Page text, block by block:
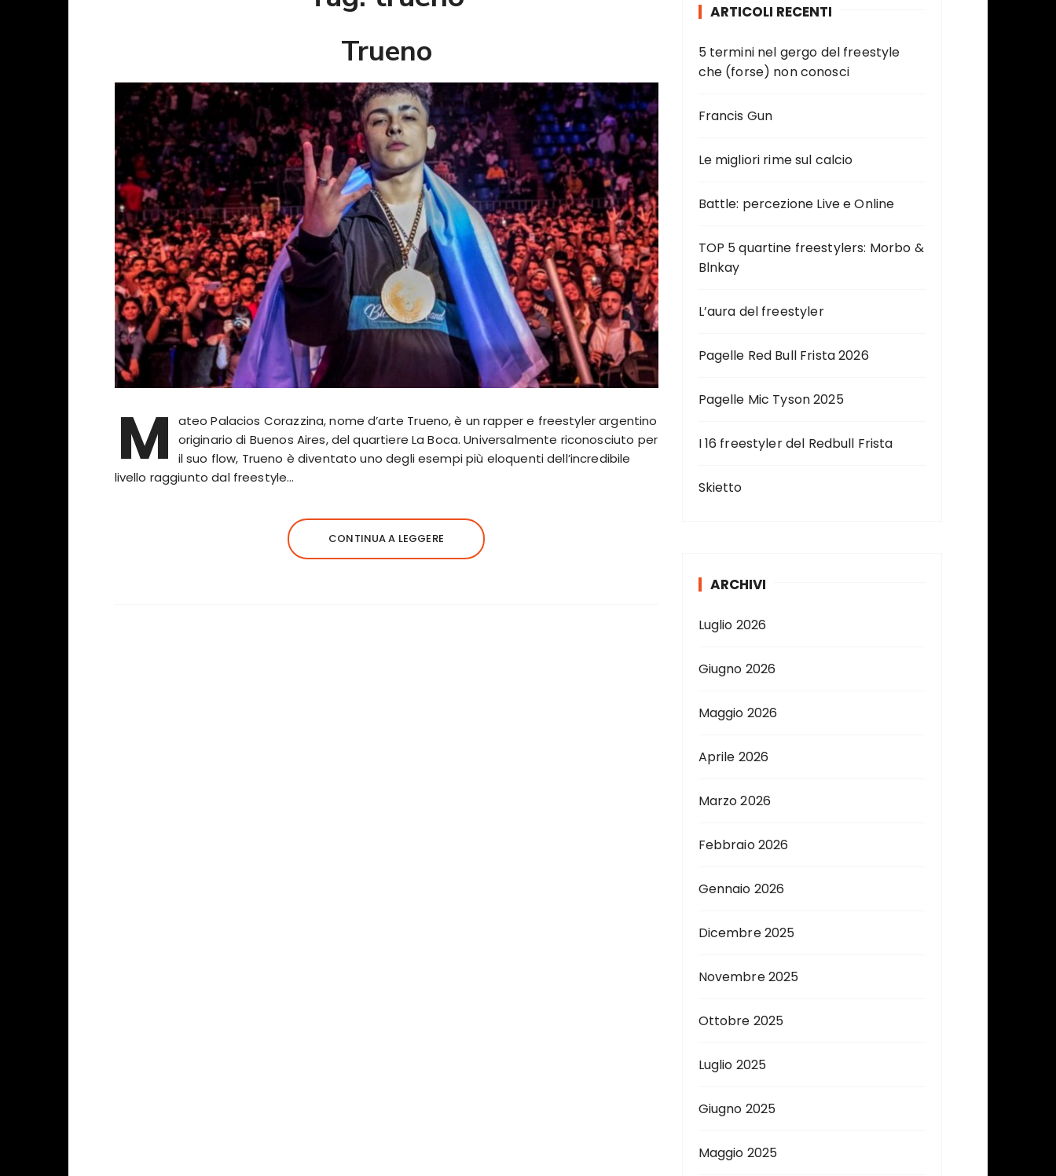
Trueno
M
ateo Palacios Corazzina, nome d’arte Trueno, è un rapper e freestyler argentino
originario di Buenos Aires, del quartiere La Boca. Universalmente riconosciuto per
il suo flow, Trueno è diventato uno degli esempi più eloquenti dell’incredibile
livello raggiunto dal freestyle…
CONTINUA A LEGGERE
ARTICOLI RECENTI
5 termini nel gergo del freestyle
che (forse) non conosci
Francis Gun
Le migliori rime sul calcio
Battle: percezione Live e Online
TOP 5 quartine freestylers: Morbo &
Blnkay
L’aura del freestyler
Pagelle Red Bull Frista 2026
Pagelle Mic Tyson 2025
I 16 freestyler del Redbull Frista
Skietto
ARCHIVI
Luglio 2026
Giugno 2026
Maggio 2026
Aprile 2026
Marzo 2026
Febbraio 2026
Gennaio 2026
Dicembre 2025
Novembre 2025
Ottobre 2025
Luglio 2025
Giugno 2025
Maggio 2025